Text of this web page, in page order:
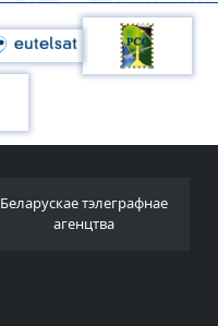
Беларускае тэлеграфнае
агенцтва